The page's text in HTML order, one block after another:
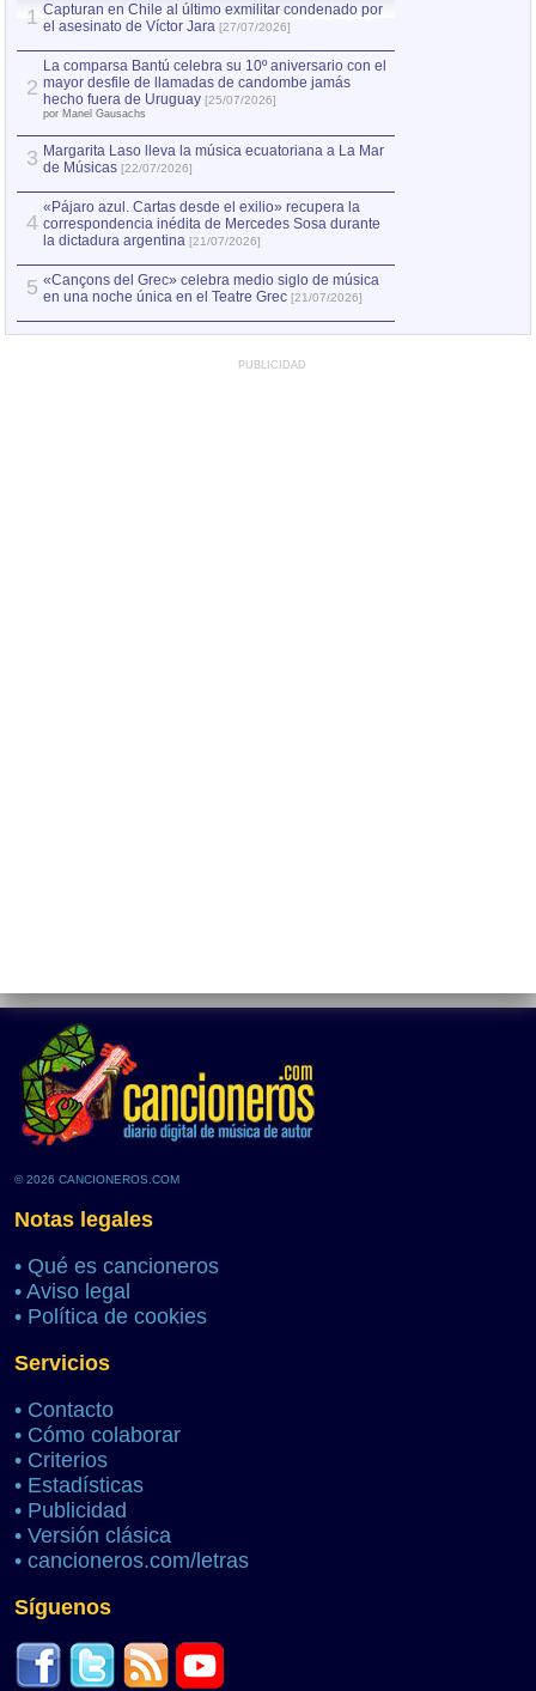
1 Capturan en Chile al último exmilitar condenado por
el asesinato de Víctor Jara [27/07/2026]
2
La comparsa Bantú celebra su 10º aniversario con el
mayor desfile de llamadas de candombe jamás
hecho fuera de Uruguay [25/07/2026]
por Manel Gausachs
3 Margarita Laso lleva la música ecuatoriana a La Mar
de Músicas [22/07/2026]
4
«Pájaro azul. Cartas desde el exilio» recupera la
correspondencia inédita de Mercedes Sosa durante
la dictadura argentina [21/07/2026]
5 «Cançons del Grec» celebra medio siglo de música
en una noche única en el Teatre Grec [21/07/2026]
PUBLICIDAD
© 2026 CANCIONEROS.COM
Notas legales
• Qué es cancioneros
• Aviso legal
• Política de cookies
Servicios
• Contacto
• Cómo colaborar
• Criterios
• Estadísticas
• Publicidad
• Versión clásica
• cancioneros.com/letras
Síguenos